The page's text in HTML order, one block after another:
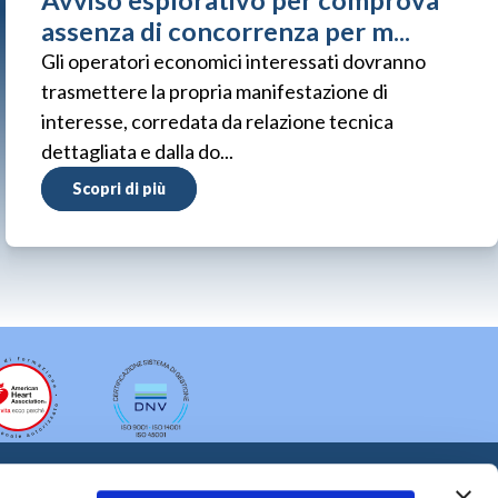
assenza di concorrenza per m...
Gli operatori economici interessati dovranno
trasmettere la propria manifestazione di
interesse, corredata da relazione tecnica
dettagliata e dalla do...
Scopri di più